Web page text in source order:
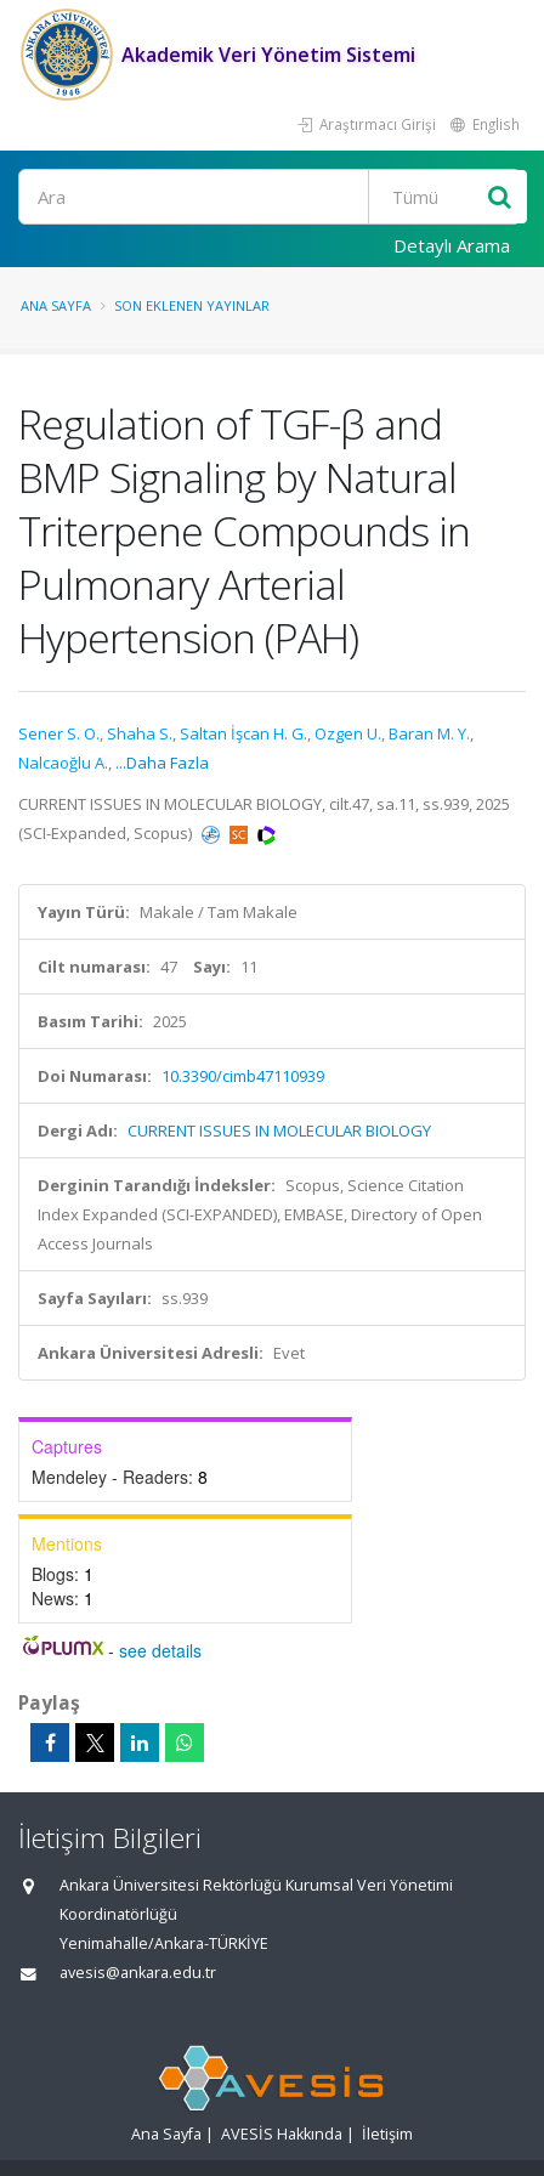
Akademik Veri Yönetim Sistemi
Araştırmacı Girişi English
Ara
Detaylı Arama
ANA SAYFA SON EKLENEN YAYINLAR
Regulation of TGF-β and
BMP Signaling by Natural
Triterpene Compounds in
Pulmonary Arterial
Hypertension (PAH)
Sener S. O., Shaha S., Saltan İşcan H. G.,Ozgen U.,Baran M. Y.,
Nalcaoğlu A., ...Daha Fazla
CURRENT ISSUES IN MOLECULAR BIOLOGY, cilt.47, sa.11, ss.939, 2025
(SCI-Expanded, Scopus)
Yayın Türü: Makale / Tam Makale
Cilt numarası: 47 Sayı: 11
Basım Tarihi: 2025
Doi Numarası: 10.3390/cimb47110939
Dergi Adı: CURRENT ISSUES IN MOLECULAR BIOLOGY
Derginin Tarandığı İndeksler: Scopus, Science Citation
Index Expanded (SCI-EXPANDED), EMBASE, Directory of Open
Access Journals
Sayfa Sayıları: ss.939
Ankara Üniversitesi Adresli: Evet
Captures
Mendeley - Readers: 8
Mentions
Blogs: 1
News: 1
- see details
Paylaş
İletişim Bilgileri
Ankara Üniversitesi Rektörlüğü Kurumsal Veri Yönetimi
Koordinatörlüğü
Yenimahalle/Ankara-TÜRKİYE
avesis@ankara.edu.tr
Ana Sayfa | AVESİS Hakkında | İletişim